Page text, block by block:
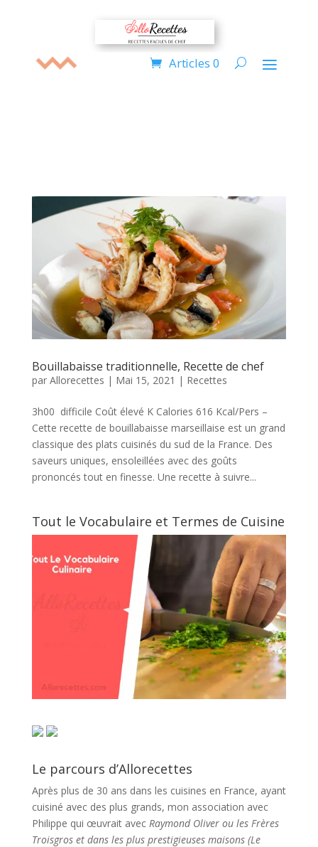
Articles 0
Bouillabaisse traditionnelle, Recette de chef
par Allorecettes | Mai 15, 2021 | Recettes
3h00 difficile Coût élevé K Calories 616 Kcal/Pers –
Cette recette de bouillabaisse marseillaise est un grand
classique des plats cuisinés du sud de la France. Des
saveurs uniques, ensoleillées avec des goûts
prononcés tout en finesse. Une recette à suivre...
Tout le Vocabulaire et Termes de Cuisine
Le parcours d’Allorecettes
Après plus de 30 ans dans les cuisines en France, ayant
cuisiné avec des plus grands, mon association avec
Philippe qui œuvrait avec Raymond Oliver ou les Frères
Troisgros et dans les plus prestigieuses maisons (Le